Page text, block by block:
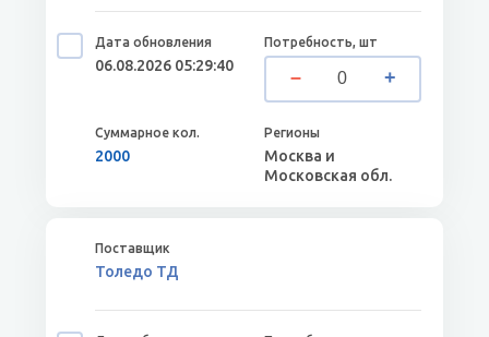
06.08.2026 05:29:40
2000
Москва и
Московская обл.
Толедо ТД